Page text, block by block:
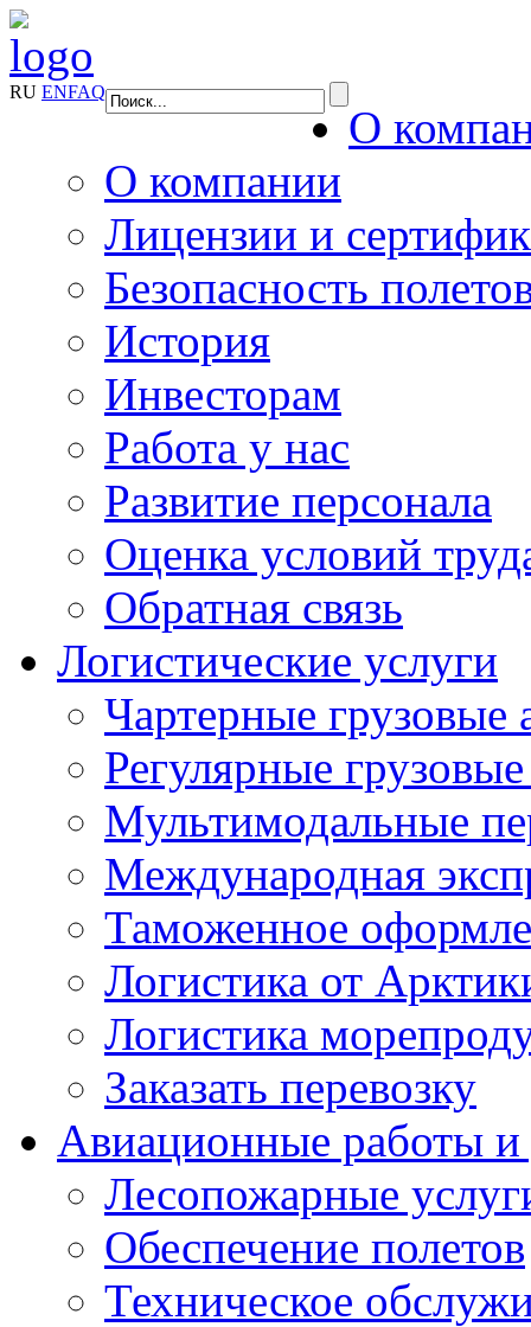
RU ENFAQ
О
О компании
Лицензии и
Безопасность
История
Инвесторам
Работа у нас
Развитие персонала
Оценка условий
Обратная связь
Логистические услуги
Чартерные грузовые
Регулярные
Мультимодальные
Международная
Таможенное
Логистика от
Логистика
Заказать перевозку
Авиационные работы и
Лесопожарные
Обеспечение полетов
Техническое